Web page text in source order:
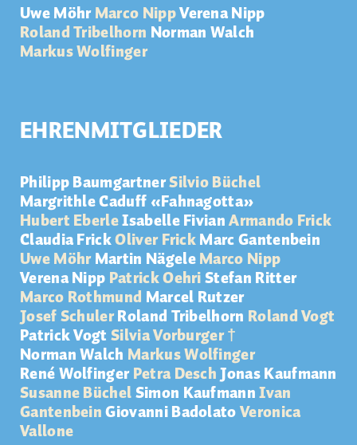
Uwe MöhrMarco NippVerena Nipp
Roland Tribelhorn Norman Walch
Markus Wolfinger
EHRENMITGLIEDER
Philipp BaumgartnerSilvio Büchel
Margrithle Caduff «Fahnagotta»
Hubert EberleIsabelle FivianArmando Frick
Claudia FrickOliver FrickMarc Gantenbein
Uwe MöhrMartin NägeleMarco Nipp
Verena NippPatrick OehriStefan Ritter
Marco Rothmund Marcel Rutzer
Josef SchulerRoland Tribelhorn Roland Vogt
Patrick VogtSilvia Vorburger †
Norman Walch Markus Wolfinger
René WolfingerPetra DeschJonas Kaufmann
Susanne BüchelSimon KaufmannIvan
GantenbeinGiovanniBadolatoVeronica
Vallone